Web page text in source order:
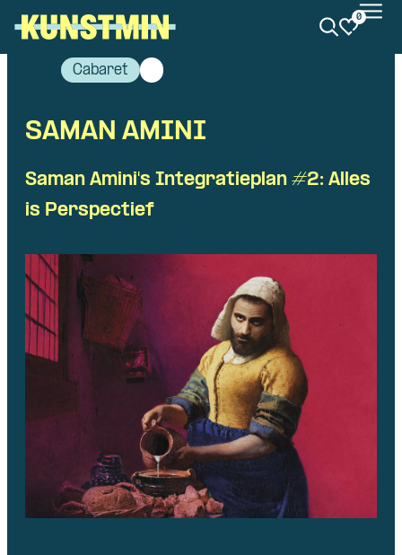
Skip navigatie
0
Cabaret
SAMAN AMINI
Saman Amini's Integratieplan #2: Alles
is Perspectief